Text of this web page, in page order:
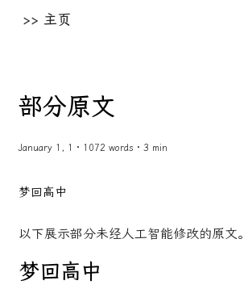
>> 主页
部分原文
January 1, 1 · 1072 words · 3 min
梦回高中
以下展示部分未经人工智能修改的原文。
梦回高中